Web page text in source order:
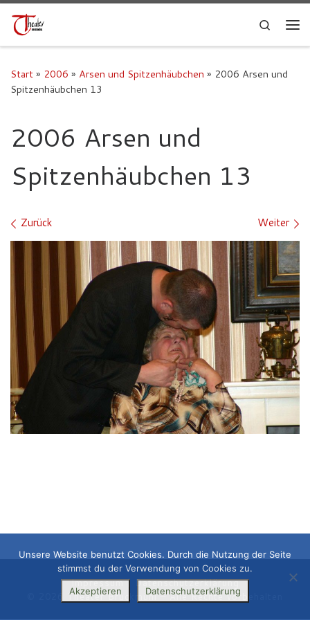
Search
Start» 2006 » Arsen und Spitzenhäubchen » 2006 Arsen und
Spitzenhäubchen 13
2006 Arsen und
Spitzenhäubchen 13
Bilder Navigation
Zurück Weiter
Impressum| Datenschutzerklärung
Theater Bruckmühl– Alle Rechte vorbehalten
Unsere Website benutzt Cookies. Durch die Nutzung der Seite
stimmst du der Verwendung von Cookies zu.
Akzeptieren Datenschutzerklärung